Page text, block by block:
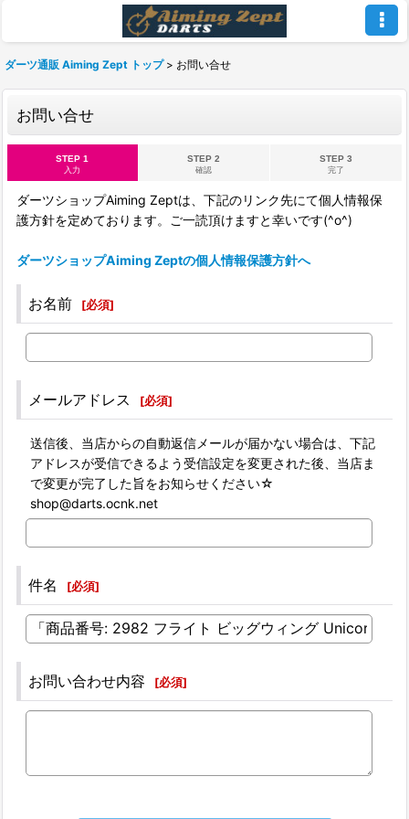
ダーツ通販 Aiming Zept トップ > お問い合せ
お問い合せ
STEP 1
入力
STEP 2
確認
STEP 3
完了
ダーツショップAiming Zeptは、下記のリンク先にて個人情報保
護方針を定めております。ご一読頂けますと幸いです(^o^)
ダーツショップAiming Zeptの個人情報保護方針へ
お名前 [必須]
メールアドレス [必須]
送信後、当店からの自動返信メールが届かない場合は、下記
アドレスが受信できるよう受信設定を変更された後、当店ま
で変更が完了した旨をお知らせください☆
shop@darts.ocnk.net
件名 [必須]
お問い合わせ内容 [必須]